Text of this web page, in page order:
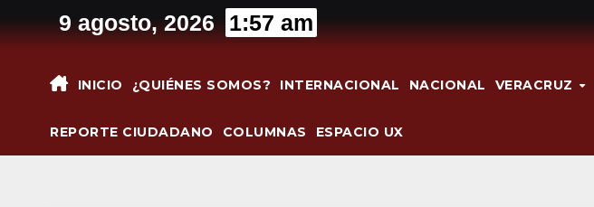
al
9 agosto, 2026 1:57 am
INICIO ¿QUIÉNES SOMOS? INTERNACIONAL NACIONAL VERACRUZ
REPORTE CIUDADANO COLUMNAS ESPACIO UX